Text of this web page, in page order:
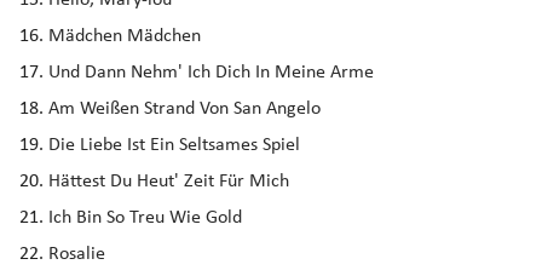
Mädchen Mädchen
Und Dann Nehm' Ich Dich In Meine Arme
Am Weißen Strand Von San Angelo
Die Liebe Ist Ein Seltsames Spiel
Hättest Du Heut' Zeit Für Mich
Ich Bin So Treu Wie Gold
Rosalie